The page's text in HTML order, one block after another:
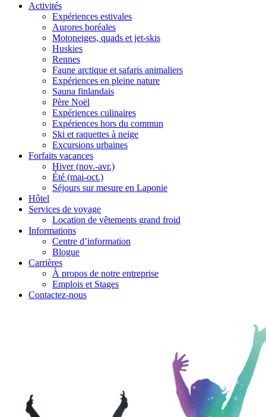
Activités
Expériences estivales
Aurores boréales
Motoneiges, quads et jet-skis
Huskies
Rennes
Faune arctique et safaris animaliers
Expériences en pleine nature
Sauna finlandais
Père Noël
Expériences culinaires
Expériences hors du commun
Ski et raquettes à neige
Excursions urbaines
Forfaits vacances
Hiver (nov.-avr.)
Été (mai-oct.)
Séjours sur mesure en Laponie
Hôtel
Services de voyage
Location de vêtements grand froid
Informations
Centre d’information
Blogue
Carrières
À propos de notre entreprise
Emplois et Stages
Contactez-nous